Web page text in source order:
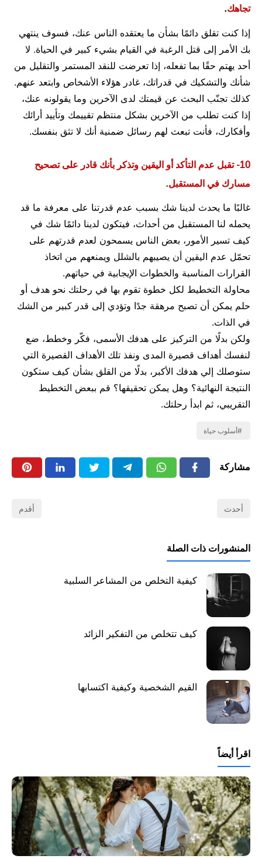
تجاهك.
إذا كنت تقلق دائمًا بشأن ما يعتقده الناس عنك، فسوف ينتهي
بك الأمر إلى قتل الرغبة في القيام بشيء كبير في الحياة. لا
أحد يهتم حقًا بما تفعله، إذا تعرضت للنقد المستمر والتقليل من
شأنك والتشكيك في قدراتك، غادر هؤلاء الأشخاص وابتعد عنهم.
كذلك تجنّب البحث عن قيمتك لدى الآخرين وما يقولونه عنك،
إذا كنت تطلب من الآخرين بشكل منتظم تقييمك وتأييد أرائك
وأفكارك، فأنت تبعث لهم رسائل ضمنية أنك لا تثق بنفسك.
10- تقبل عدم التأكد أو اليقين وتذكر بأنك قادر على تصحيح
مسارك في المستقبل.
غالبًا ما يحدث لدينا شك بسبب عدم قدرتنا على معرفة ما قد
يحمله لنا المستقبل من أحداث، فيتكون لدينا دائمًا شك في
كيف تسير الأمور، بعض الناس يسمحون لعدم قدرتهم على
تحمّل عدم اليقين أن يصيبهم بالشلل ويمنعهم من اتخاذ
القرارات المناسبة والخطوات الإيجابية في حياتهم.
محاولة التخطيط لكل خطوة تقوم بها في رحلتك نحو هدف أو
حلم يمكن أن تصبح مرهقة جدًا وتؤدي إلى قدر كبير من الشك
في الذات.
ولكن بدلًا من التركيز على هدفك الأسمى، فكّر وخطط، ضع
لنفسك أهداف قصيرة المدى ونفذ تلك الأهداف القصيرة التي
ستوصلك إلي هدفك الأكبر، بدلًا من القلق بشأن كيف ستكون
النتيجة النهائية؟ وهل يمكن تحقيقها؟ قم ببعض التخطيط
التقريبي، ثم ابدأ رحلتك.
أسلوب حياة
مشاركة
أحدث أقدم
المنشورات ذات الصلة
كيفية التخلص من المشاعر السلبية
كيف تتخلص من التفكير الزائد
القيم الشخصية وكيفية اكتسابها
اقرأ أيضاً